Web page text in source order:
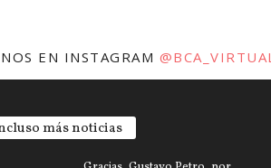
EN INSTAGRAM @BCA_VIRTUAL
más noticias